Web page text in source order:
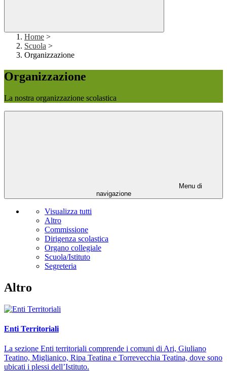
Home >
Scuola >
Organizzazione
Organizzazione
La nostra organizzazione scolastica
Menu di
navigazione
Visualizza tutti
Altro
Commissione
Dirigenza scolastica
Organo collegiale
Scuola/Istituto
Segreteria
Altro
Enti Territoriali
La sezione Enti territoriali comprende i comuni di Ari, Giuliano
Teatino, Miglianico, Ripa Teatina e Torrevecchia Teatina, dove sono
ubicati i plessi dell’Istituto.